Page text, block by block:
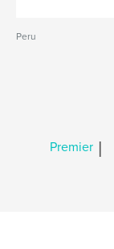
Peru
Premier |